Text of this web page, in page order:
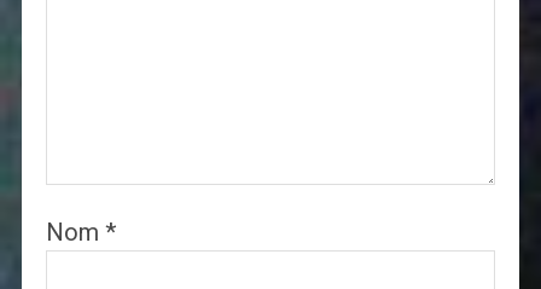
Nom *